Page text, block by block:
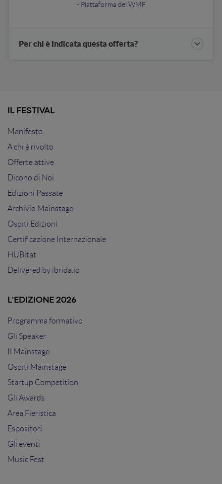
- Piattaforma del WMF
Per chi è indicata questa offerta?
IL FESTIVAL
Manifesto
A chi è rivolto
Offerte attive
Dicono di Noi
Edizioni Passate
Archivio Mainstage
Ospiti Edizioni
Certificazione Internazionale
HUBitat
Delivered by ibrida.io
L'EDIZIONE 2026
Programma formativo
Gli Speaker
Il Mainstage
Ospiti Mainstage
Startup Competition
Gli Awards
Area Fieristica
Espositori
Gli eventi
Music Fest